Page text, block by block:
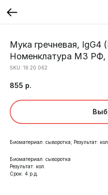
Мука гречневая, IgG4
Номенклатура МЗ
SKU: 16.20.062
855 р.
Биоматериал: сыворотка; Результат:
Биоматериал: сыворотка
Результат: кол.
Срок: 4 р.д.